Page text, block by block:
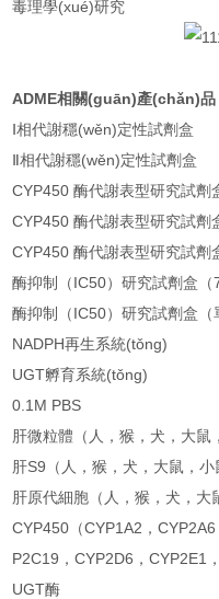
毒理學(xué)研究
ADME相關(guān)產(chǎn)品
Ⅰ相代謝穩(wěn)定性試劑盒
Ⅱ相代謝穩(wěn)定性試劑盒
CYP450 酶代謝表型研究試劑
CYP450 酶代謝表型研究試劑
CYP450 酶代謝表型研究試劑
酶抑制（IC50）研究試劑盒（
酶抑制（IC50）研究試劑盒（
NADPH再生系統(tǒng)
UGT孵育系統(tǒng)
0.1M PBS
肝微粒體（人，猴，犬，大
肝S9（人，猴，犬，大鼠，小
肝原代細胞（人，猴，犬，
CYP450（CYP1A2，CYP2A6
P2C19，CYP2D6，
UGT酶